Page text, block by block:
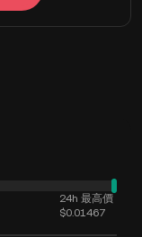
24h 最高價
$0.01467